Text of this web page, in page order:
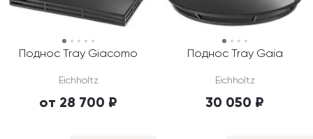
Поднос Tray Giacomo
Eichholtz
от 28 700 ₽
Поднос Tray Gaia
Eichholtz
30 050 ₽